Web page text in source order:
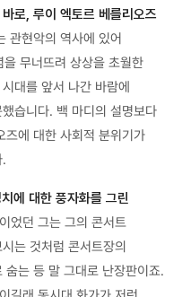
로, 루이 엑토르 베를리오즈
관현악의 역사에 있어
을 무너뜨려 상상을 초월한
대를 앞서 나간 바람에
습니다. 백 마디의 설명보다
즈에 대한 사회적 분위기가
에 대한 풍자화를 그린
었던 그는 그의 콘서트
는 것처럼 콘서트장의
는 등 말 그대로 난장판이죠.